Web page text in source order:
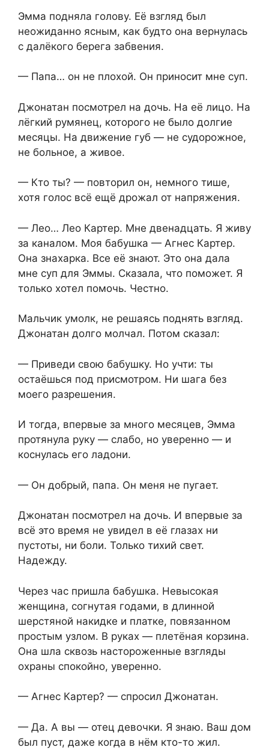
Эмма подняла голову. Её взгляд был
неожиданно ясным, как будто она вернулась
с далёкого берега забвения.
— Папа… он не плохой. Он приносит мне суп.
Джонатан посмотрел на дочь. На её лицо. На
лёгкий румянец, которого не было долгие
месяцы. На движение губ — не судорожное,
не больное, а живое.
— Кто ты? — повторил он, немного тише,
хотя голос всё ещё дрожал от напряжения.
— Лео… Лео Картер. Мне двенадцать. Я живу
за каналом. Моя бабушка — Агнес Картер.
Она знахарка. Все её знают. Это она дала
мне суп для Эммы. Сказала, что поможет. Я
только хотел помочь. Честно.
Мальчик умолк, не решаясь поднять взгляд.
Джонатан долго молчал. Потом сказал:
— Приведи свою бабушку. Но учти: ты
остаёшься под присмотром. Ни шага без
моего разрешения.
И тогда, впервые за много месяцев, Эмма
протянула руку — слабо, но уверенно — и
коснулась его ладони.
— Он добрый, папа. Он меня не пугает.
Джонатан посмотрел на дочь. И впервые за
всё это время не увидел в её глазах ни
пустоты, ни боли. Только тихий свет.
Надежду.
Через час пришла бабушка. Невысокая
женщина, согнутая годами, в длинной
шерстяной накидке и платке, повязанном
простым узлом. В руках — плетёная корзина.
Она шла сквозь настороженные взгляды
охраны спокойно, уверенно.
— Агнес Картер? — спросил Джонатан.
— Да. А вы — отец девочки. Я знаю. Ваш дом
был пуст, даже когда в нём кто-то жил.